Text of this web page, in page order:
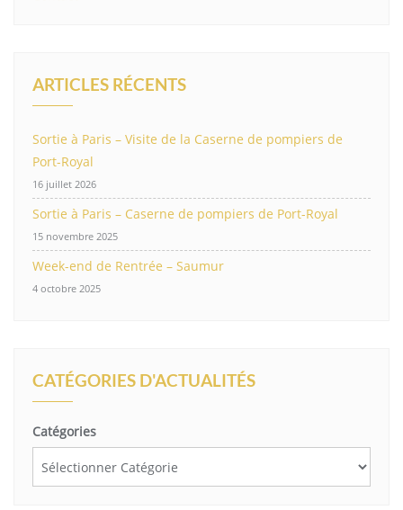
ARTICLES RÉCENTS
Sortie à Paris – Visite de la Caserne de pompiers de
Port-Royal
16 juillet 2026
Sortie à Paris – Caserne de pompiers de Port-Royal
15 novembre 2025
Week-end de Rentrée – Saumur
4 octobre 2025
CATÉGORIES D'ACTUALITÉS
Catégories